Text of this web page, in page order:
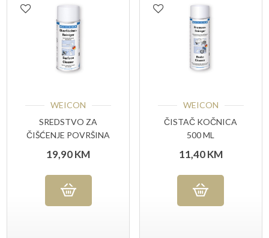
WEICON
SREDSTVO ZA
ČIŠĆENJE POVRŠINA
19,90KM
WEICON
ČISTAČ KOČNICA
500 ML
11,40KM